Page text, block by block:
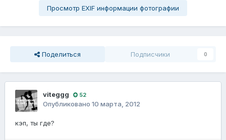
Просмотр EXIF информации фотографии
Поделиться Подписчики 0
viteggg 52
Опубликовано 10 марта, 2012
кэп, ты где?